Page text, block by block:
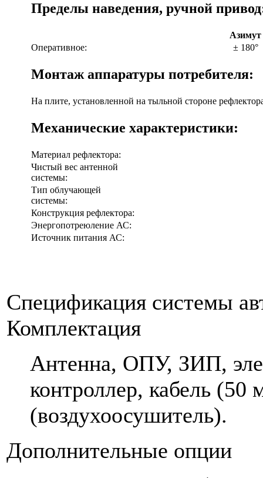
Пределы наведения, ручной
Азимут
Оперативное:
± 180°
Монтаж аппаратуры потребителя:
На плите, установленной на тыльной стороне
Механические характеристики:
Материал рефлектора:
Чистый вес антенной
системы:
Тип облучающей
системы:
Конструкция рефлектора:
Энергопотреюление АС:
Источник питания АС:
Спецификация системы
Комплектация
Антенна, ОПУ, ЗИП,
контроллер, кабель (50
(воздухоосушитель).
Дополнительные опции